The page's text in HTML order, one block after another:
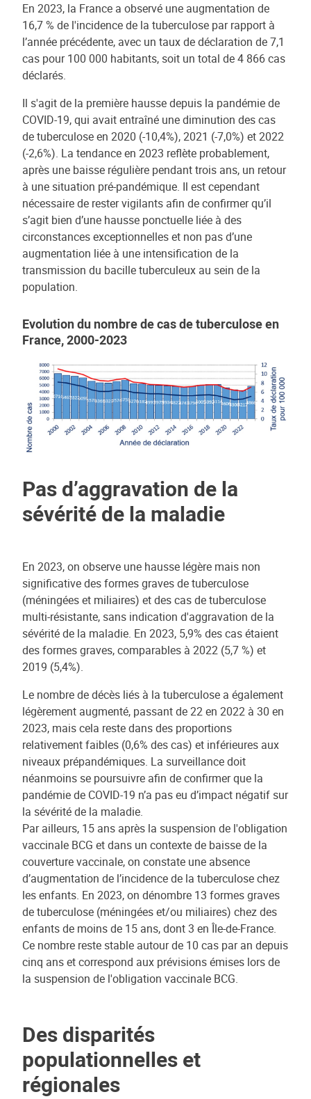
En 2023, la France a observé une augmentation de
16,7 % de l'incidence de la tuberculose par rapport à
l’année précédente, avec un taux de déclaration de 7,1
cas pour 100 000 habitants, soit un total de 4 866 cas
déclarés.
Il s'agit de la première hausse depuis la pandémie de
COVID-19, qui avait entraîné une diminution des cas
de tuberculose en 2020 (-10,4%), 2021 (-7,0%) et 2022
(-2,6%). La tendance en 2023 reflète probablement,
après une baisse régulière pendant trois ans, un retour
à une situation pré-pandémique. Il est cependant
nécessaire de rester vigilants afin de confirmer qu’il
s’agit bien d’une hausse ponctuelle liée à des
circonstances exceptionnelles et non pas d’une
augmentation liée à une intensification de la
transmission du bacille tuberculeux au sein de la
population.
Evolution du nombre de cas de tuberculose en
France, 2000-2023
Pas d’aggravation de la
sévérité de la maladie
En 2023, on observe une hausse légère mais non
significative des formes graves de tuberculose
(méningées et miliaires) et des cas de tuberculose
multi-résistante, sans indication d'aggravation de la
sévérité de la maladie. En 2023, 5,9% des cas étaient
des formes graves, comparables à 2022 (5,7 %) et
2019 (5,4%).
Le nombre de décès liés à la tuberculose a également
légèrement augmenté, passant de 22 en 2022 à 30 en
2023, mais cela reste dans des proportions
relativement faibles (0,6% des cas) et inférieures aux
niveaux prépandémiques. La surveillance doit
néanmoins se poursuivre afin de confirmer que la
pandémie de COVID-19 n’a pas eu d’impact négatif sur
la sévérité de la maladie.
Par ailleurs, 15 ans après la suspension de l'obligation
vaccinale BCG et dans un contexte de baisse de la
couverture vaccinale, on constate une absence
d’augmentation de l’incidence de la tuberculose chez
les enfants. En 2023, on dénombre 13 formes graves
de tuberculose (méningées et/ou miliaires) chez des
enfants de moins de 15 ans, dont 3 en Île-de-France.
Ce nombre reste stable autour de 10 cas par an depuis
cinq ans et correspond aux prévisions émises lors de
la suspension de l'obligation vaccinale BCG.
Des disparités
populationnelles et
régionales